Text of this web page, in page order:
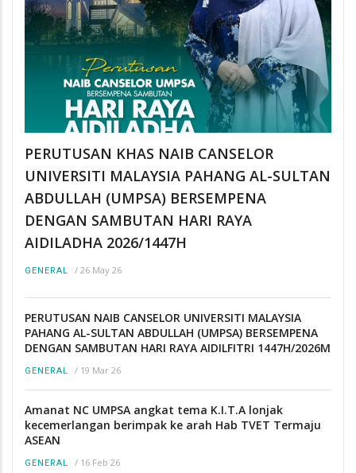
PERUTUSAN KHAS NAIB CANSELOR
UNIVERSITI MALAYSIA PAHANG AL-SULTAN
ABDULLAH (UMPSA) BERSEMPENA
DENGAN SAMBUTAN HARI RAYA
AIDILADHA 2026/1447H
GENERAL / 26 May 26
PERUTUSAN NAIB CANSELOR UNIVERSITI MALAYSIA
PAHANG AL-SULTAN ABDULLAH (UMPSA) BERSEMPENA
DENGAN SAMBUTAN HARI RAYA AIDILFITRI 1447H/2026M
GENERAL / 19 Mar 26
Amanat NC UMPSA angkat tema K.I.T.A lonjak
kecemerlangan berimpak ke arah Hab TVET Termaju
ASEAN
GENERAL / 16 Feb 26